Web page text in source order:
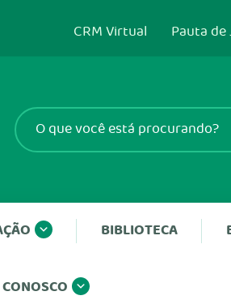
CRM Virtual Pauta
BIBLIOTECA